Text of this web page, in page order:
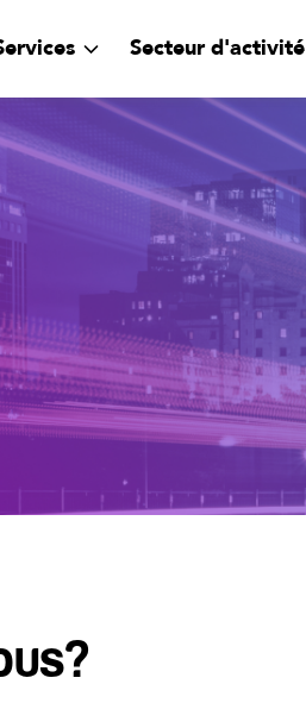
Secteur d'activité